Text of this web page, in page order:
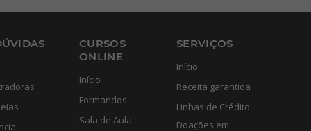
CURSOS
ONLINE
Início
Formandos
Sala de Aula
SERVIÇOS
Início
Receita garantida
Linhas de Crédito
Doações em